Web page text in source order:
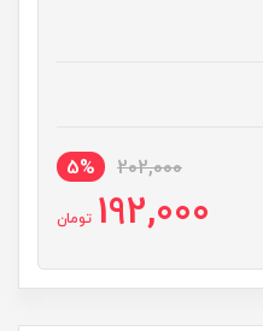
202,000
5%
192,000 تومان